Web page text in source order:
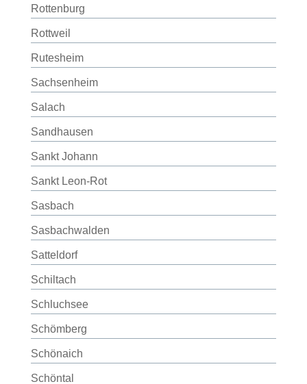
Rottenburg
Rottweil
Rutesheim
Sachsenheim
Salach
Sandhausen
Sankt Johann
Sankt Leon-Rot
Sasbach
Sasbachwalden
Satteldorf
Schiltach
Schluchsee
Schömberg
Schönaich
Schöntal